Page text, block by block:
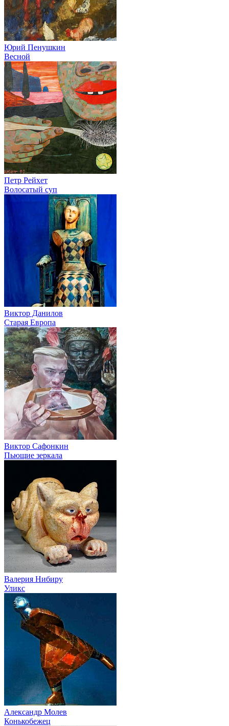
Юрий Пенушкин
Весной
Петр Рейхет
Волосатый суп
Виктор Данилов
Старая Европа
Виктор Сафонкин
Пьющие зеркала
Валерия Нибиру
Уликс
Александр Молев
Конькобежец